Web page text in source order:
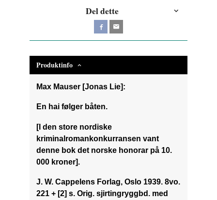
Del dette
Produktinfo
Max Mauser [Jonas Lie]:
En hai følger båten.
[I den store nordiske
kriminalromankonkurransen vant
denne bok det norske honorar på 10.
000 kroner].
J. W. Cappelens Forlag, Oslo 1939. 8vo.
221 + [2] s. Orig. sjirtingryggbd. med